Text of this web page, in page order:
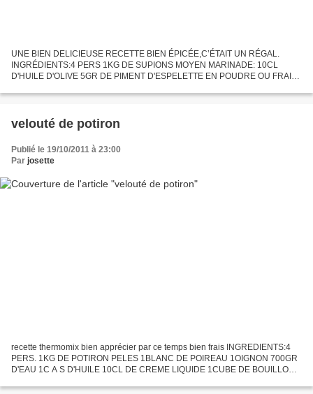
UNE BIEN DELICIEUSE RECETTE BIEN ÉPICÉE,C’ÉTAIT UN RÉGAL.
INGRÉDIENTS:4 PERS 1KG DE SUPIONS MOYEN MARINADE: 10CL
D'HUILE D'OLIVE 5GR DE PIMENT D'ESPELETTE EN POUDRE OU FRAIS
SAFRAN 30GR DE POIVRON...
velouté de potiron
Publié le 19/10/2011 à 23:00
Par josette
recette thermomix bien apprécier par ce temps bien frais INGREDIENTS:4
PERS. 1KG DE POTIRON PELES 1BLANC DE POIREAU 1OIGNON 700GR
D'EAU 1C A S D'HUILE 10CL DE CREME LIQUIDE 1CUBE DE BOUILLON